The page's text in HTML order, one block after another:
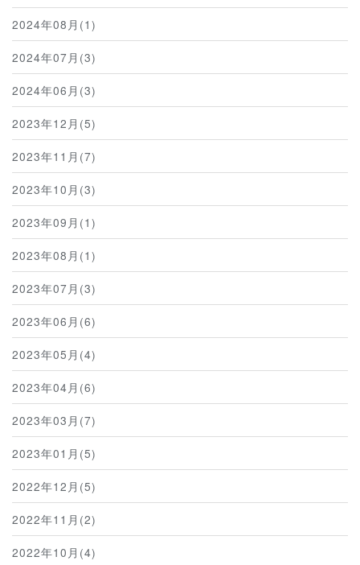
2024年08月(1)
2024年07月(3)
2024年06月(3)
2023年12月(5)
2023年11月(7)
2023年10月(3)
2023年09月(1)
2023年08月(1)
2023年07月(3)
2023年06月(6)
2023年05月(4)
2023年04月(6)
2023年03月(7)
2023年01月(5)
2022年12月(5)
2022年11月(2)
2022年10月(4)